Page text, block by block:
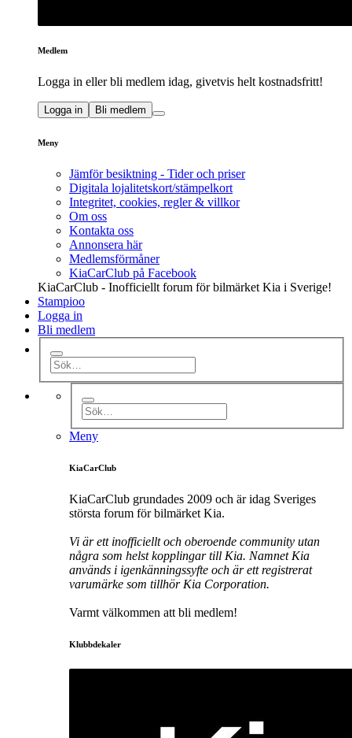
Medlem
Logga in eller bli medlem idag, givetvis helt kostnadsfritt!
Logga in Bli medlem
Meny
Jämför besiktning - Tider och priser
Digitala lojalitetskort/stämpelkort
Integritet, cookies, regler & villkor
Om oss
Kontakta oss
Annonsera här
Medlemsförmåner
KiaCarClub på Facebook
KiaCarClub - Inofficiellt forum för bilmärket Kia i Sverige!
Stampioo
Logga in
Bli medlem
Meny
KiaCarClub
KiaCarClub grundades 2009 och är idag Sveriges
största forum för bilmärket Kia.
Vi är ett inofficiellt och oberoende community utan
några som helst kopplingar till Kia. Namnet Kia
används i igenkänningssyfte och är ett registrerat
varumärke som tillhör Kia Corporation.
Varmt välkommen att bli medlem!
Klubbdekaler